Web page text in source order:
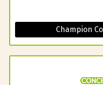
Champion